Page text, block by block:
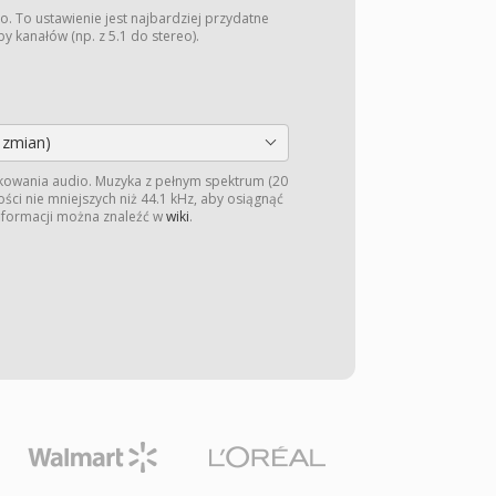
To ustawienie jest najbardziej przydatne
kanałów (np. z 5.1 do stereo).
audio. Muzyka z pełnym spektrum (20
nie mniejszych niż 44.1 kHz, aby osiągnąć
można znaleźć wwiki.